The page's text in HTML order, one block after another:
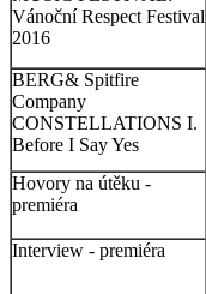
Vánoční Respect Festival
2016
BERG& Spitfire
Company
CONSTELLATIONS I.
Before I Say Yes
Hovory na útěku -
premiéra
Interview - premiéra